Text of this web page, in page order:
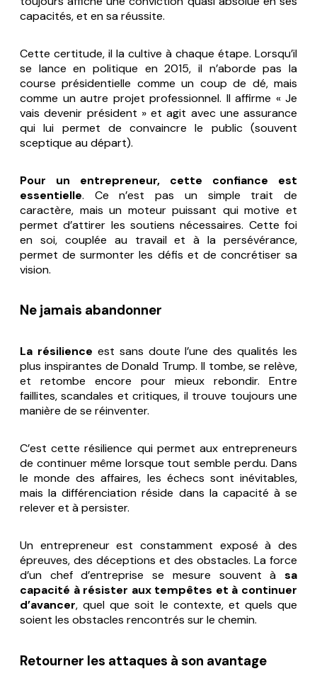
capacités, et en sa réussite.
Cette certitude, il la cultive à chaque étape. Lorsqu’il
se lance en politique en 2015, il n’aborde pas la
course présidentielle comme un coup de dé, mais
comme un autre projet professionnel. Il affirme « Je
vais devenir président » et agit avec une assurance
qui lui permet de convaincre le public (souvent
sceptique au départ).
Pour un entrepreneur, cette confiance est
essentielle. Ce n’est pas un simple trait de
caractère, mais un moteur puissant qui motive et
permet d’attirer les soutiens nécessaires. Cette foi
en soi, couplée au travail et à la persévérance,
permet de surmonter les défis et de concrétiser sa
vision.
Ne jamais abandonner
La résilience est sans doute l’une des qualités les
plus inspirantes de Donald Trump. Il tombe, se relève,
et retombe encore pour mieux rebondir. Entre
faillites, scandales et critiques, il trouve toujours une
manière de se réinventer.
C’est cette résilience qui permet aux entrepreneurs
de continuer même lorsque tout semble perdu. Dans
le monde des affaires, les échecs sont inévitables,
mais la différenciation réside dans la capacité à se
relever et à persister.
Un entrepreneur est constamment exposé à des
épreuves, des déceptions et des obstacles. La force
d’un chef d’entreprise se mesure souvent à sa
capacité à résister aux tempêtes et à continuer
d’avancer, quel que soit le contexte, et quels que
soient les obstacles rencontrés sur le chemin.
Retourner les attaques à son avantage